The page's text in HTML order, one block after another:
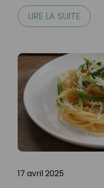
LIRE LA SUITE
17 avril 2025